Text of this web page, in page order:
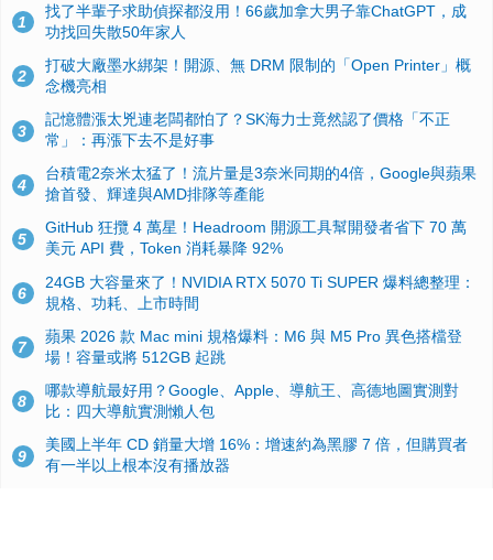
1
找了半輩子求助偵探都沒用！66歲加拿大男子靠ChatGPT，成
功找回失散50年家人
2
打破大廠墨水綁架！開源、無 DRM 限制的「Open Printer」概
念機亮相
3
記憶體漲太兇連老闆都怕了？SK海力士竟然認了價格「不正
常」：再漲下去不是好事
4
台積電2奈米太猛了！流片量是3奈米同期的4倍，Google與蘋果
搶首發、輝達與AMD排隊等產能
5
GitHub 狂攬 4 萬星！Headroom 開源工具幫開發者省下 70 萬
美元 API 費，Token 消耗暴降 92%
6
24GB 大容量來了！NVIDIA RTX 5070 Ti SUPER 爆料總整理：
規格、功耗、上市時間
7
蘋果 2026 款 Mac mini 規格爆料：M6 與 M5 Pro 異色搭檔登
場！容量或將 512GB 起跳
8
哪款導航最好用？Google、Apple、導航王、高德地圖實測對
比：四大導航實測懶人包
9
美國上半年 CD 銷量大增 16%：增速約為黑膠 7 倍，但購買者
有一半以上根本沒有播放器